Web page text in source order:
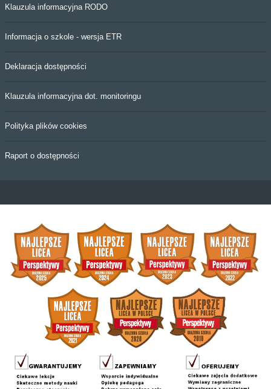
Klauzula informacyjna RODO
Informacja o szkole - wersja ETR
Deklaracja dostępności
Klauzula informacyjna dot. monitoringu
Polityka plików cookies
Raport o dostępności